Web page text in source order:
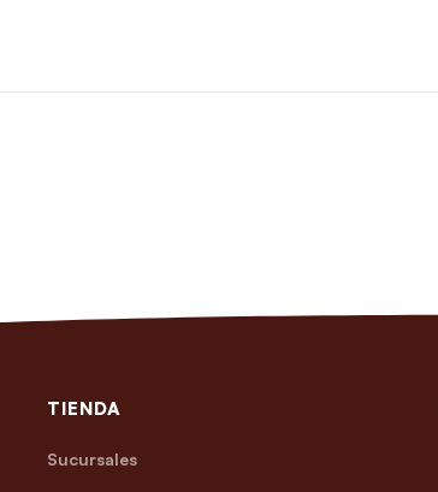
TIENDA
Sucursales